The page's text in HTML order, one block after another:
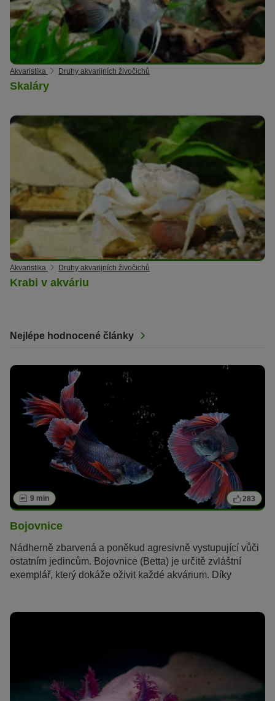
Akvaristika Druhy akvarijních živočichů
Skaláry
Akvaristika Druhy akvarijních živočichů
Krabi v akváriu
Nejlépe hodnocené články
9 min 283
Bojovnice
Nádherně zbarvená a poněkud agresivně vystupující vůči
ostatním jedincům. Bojovnice (Betta) je určitě zvláštní
exemplář, který dokáže oživit každé akvárium. Díky
akvaristiky.